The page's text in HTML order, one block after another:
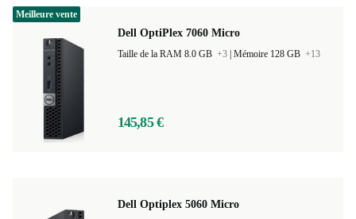
Dell OptiPlex 7060 Micro
Taille de la RAM 8.0 GB +3 Mémoire 128 GB +13
145,85 €
Meilleure vente
Dell Optiplex 5060 Micro